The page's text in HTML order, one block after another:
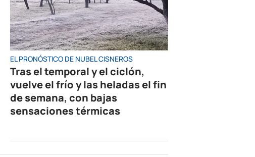
EL PRONÓSTICO DE NUBEL CISNEROS
Tras el temporal y el ciclón,
vuelve el frío y las heladas el fin
de semana, con bajas
sensaciones térmicas